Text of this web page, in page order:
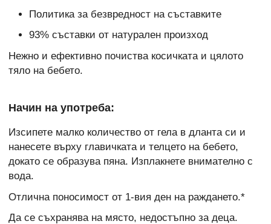
Политика за безвредност на съставките
93% съставки от натурален произход
Нежно и ефективно почиства косичката и цялото
тяло на бебето.
Начин на употреба:
Изсипете малко количество от гела в дланта си и
нанесете върху главичката и телцето на бебето,
докато се образува пяна. Изплакнете внимателно с
вода.
Отлична поносимост от 1-вия ден на раждането.*
Да се съхранява на място, недостъпно за деца.